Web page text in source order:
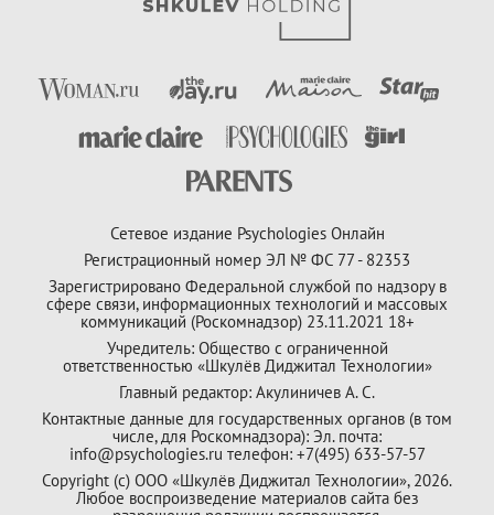
Сетевое издание Psychologies Онлайн
Регистрационный номер ЭЛ № ФС 77 - 82353
Зарегистрировано Федеральной службой по надзору в
сфере связи, информационных технологий и массовых
коммуникаций (Роскомнадзор) 23.11.2021 18+
Учредитель: Общество с ограниченной
ответственностью «Шкулёв Диджитал Технологии»
Главный редактор: Акулиничев А. С.
Контактные данные для государственных органов (в том
числе, для Роскомнадзора): Эл. почта:
info@psychologies.ru телефон: +7(495) 633-57-57
Copyright (с) ООО «Шкулёв Диджитал Технологии», 2026.
Любое воспроизведение материалов сайта без